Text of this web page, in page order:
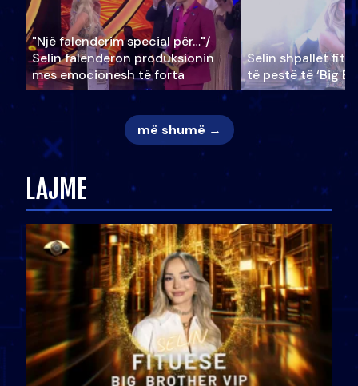
"Një falenderim special për…"/
Selin falënderon produksionin
mes emocionesh të forta
Selin shpallet
të pestë të ‘Big
më shumë →
LAJME